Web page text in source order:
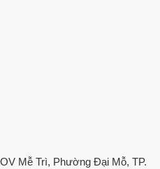
Mễ Trì, Phường Đại Mỗ, TP.